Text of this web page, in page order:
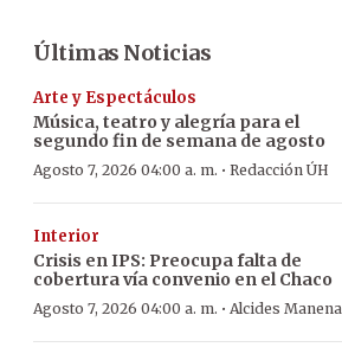
Últimas Noticias
Arte y Espectáculos
Música, teatro y alegría para el
segundo fin de semana de agosto
Agosto 7, 2026 04:00 a. m. · Redacción ÚH
Interior
Crisis en IPS: Preocupa falta de
cobertura vía convenio en el Chaco
Agosto 7, 2026 04:00 a. m. · Alcides Manena